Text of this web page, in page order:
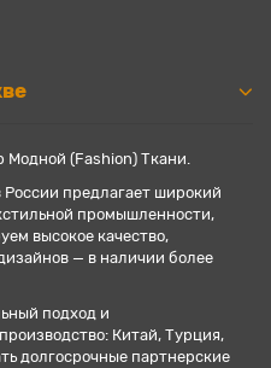
(Fashion) Ткани.
предлагает широкий
промышленности,
высокое качество,
— в наличии более
подход и
Китай, Турция,
долгосрочные партнерские